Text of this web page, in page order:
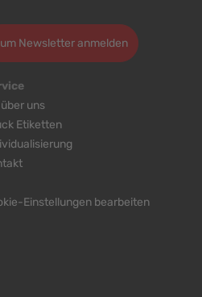
Newsletter anmelden
über uns
Etiketten
Einstellungen bearbeiten